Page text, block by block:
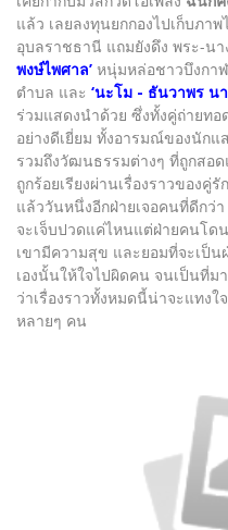
แล้ว เลยลงทุนยกกองไปเก็บภาพ
อุบลราชธานี แถมยังดึง พระ-น
พงษ์ไพศาล’ หนุ่มหล่อชาวบึงกา
ตำบล และ ‘นะโม - ธันวาพร น
ร่วมแสดงนำด้วย ซึ่งทั้งคู่ถ่ายท
อย่างดีเยี่ยม ทั้งอารมณ์ของนักแ
รวมถึงวัฒนธรรมต่างๆ ที่ถูกสอ
ถูกร้อยเรียงผ่านเรื่องราวของ
แล้ววันหนึ่งอีกฝ่ายเจอคนที่ดีกว่
จะเจ็บปวดแค่ไหนแต่ฝ่ายคนโด
เขามีความสุข และยอมที่จะเป็น
เองนั้นให้ใจไปผิดคน จนเป็นที่ม
ว่าเรื่องราวทั้งหมดนี้น่าจะแทง
หลายๆ คน